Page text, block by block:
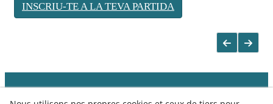
INSCRIU-TE A LA TEVA PARTIDA